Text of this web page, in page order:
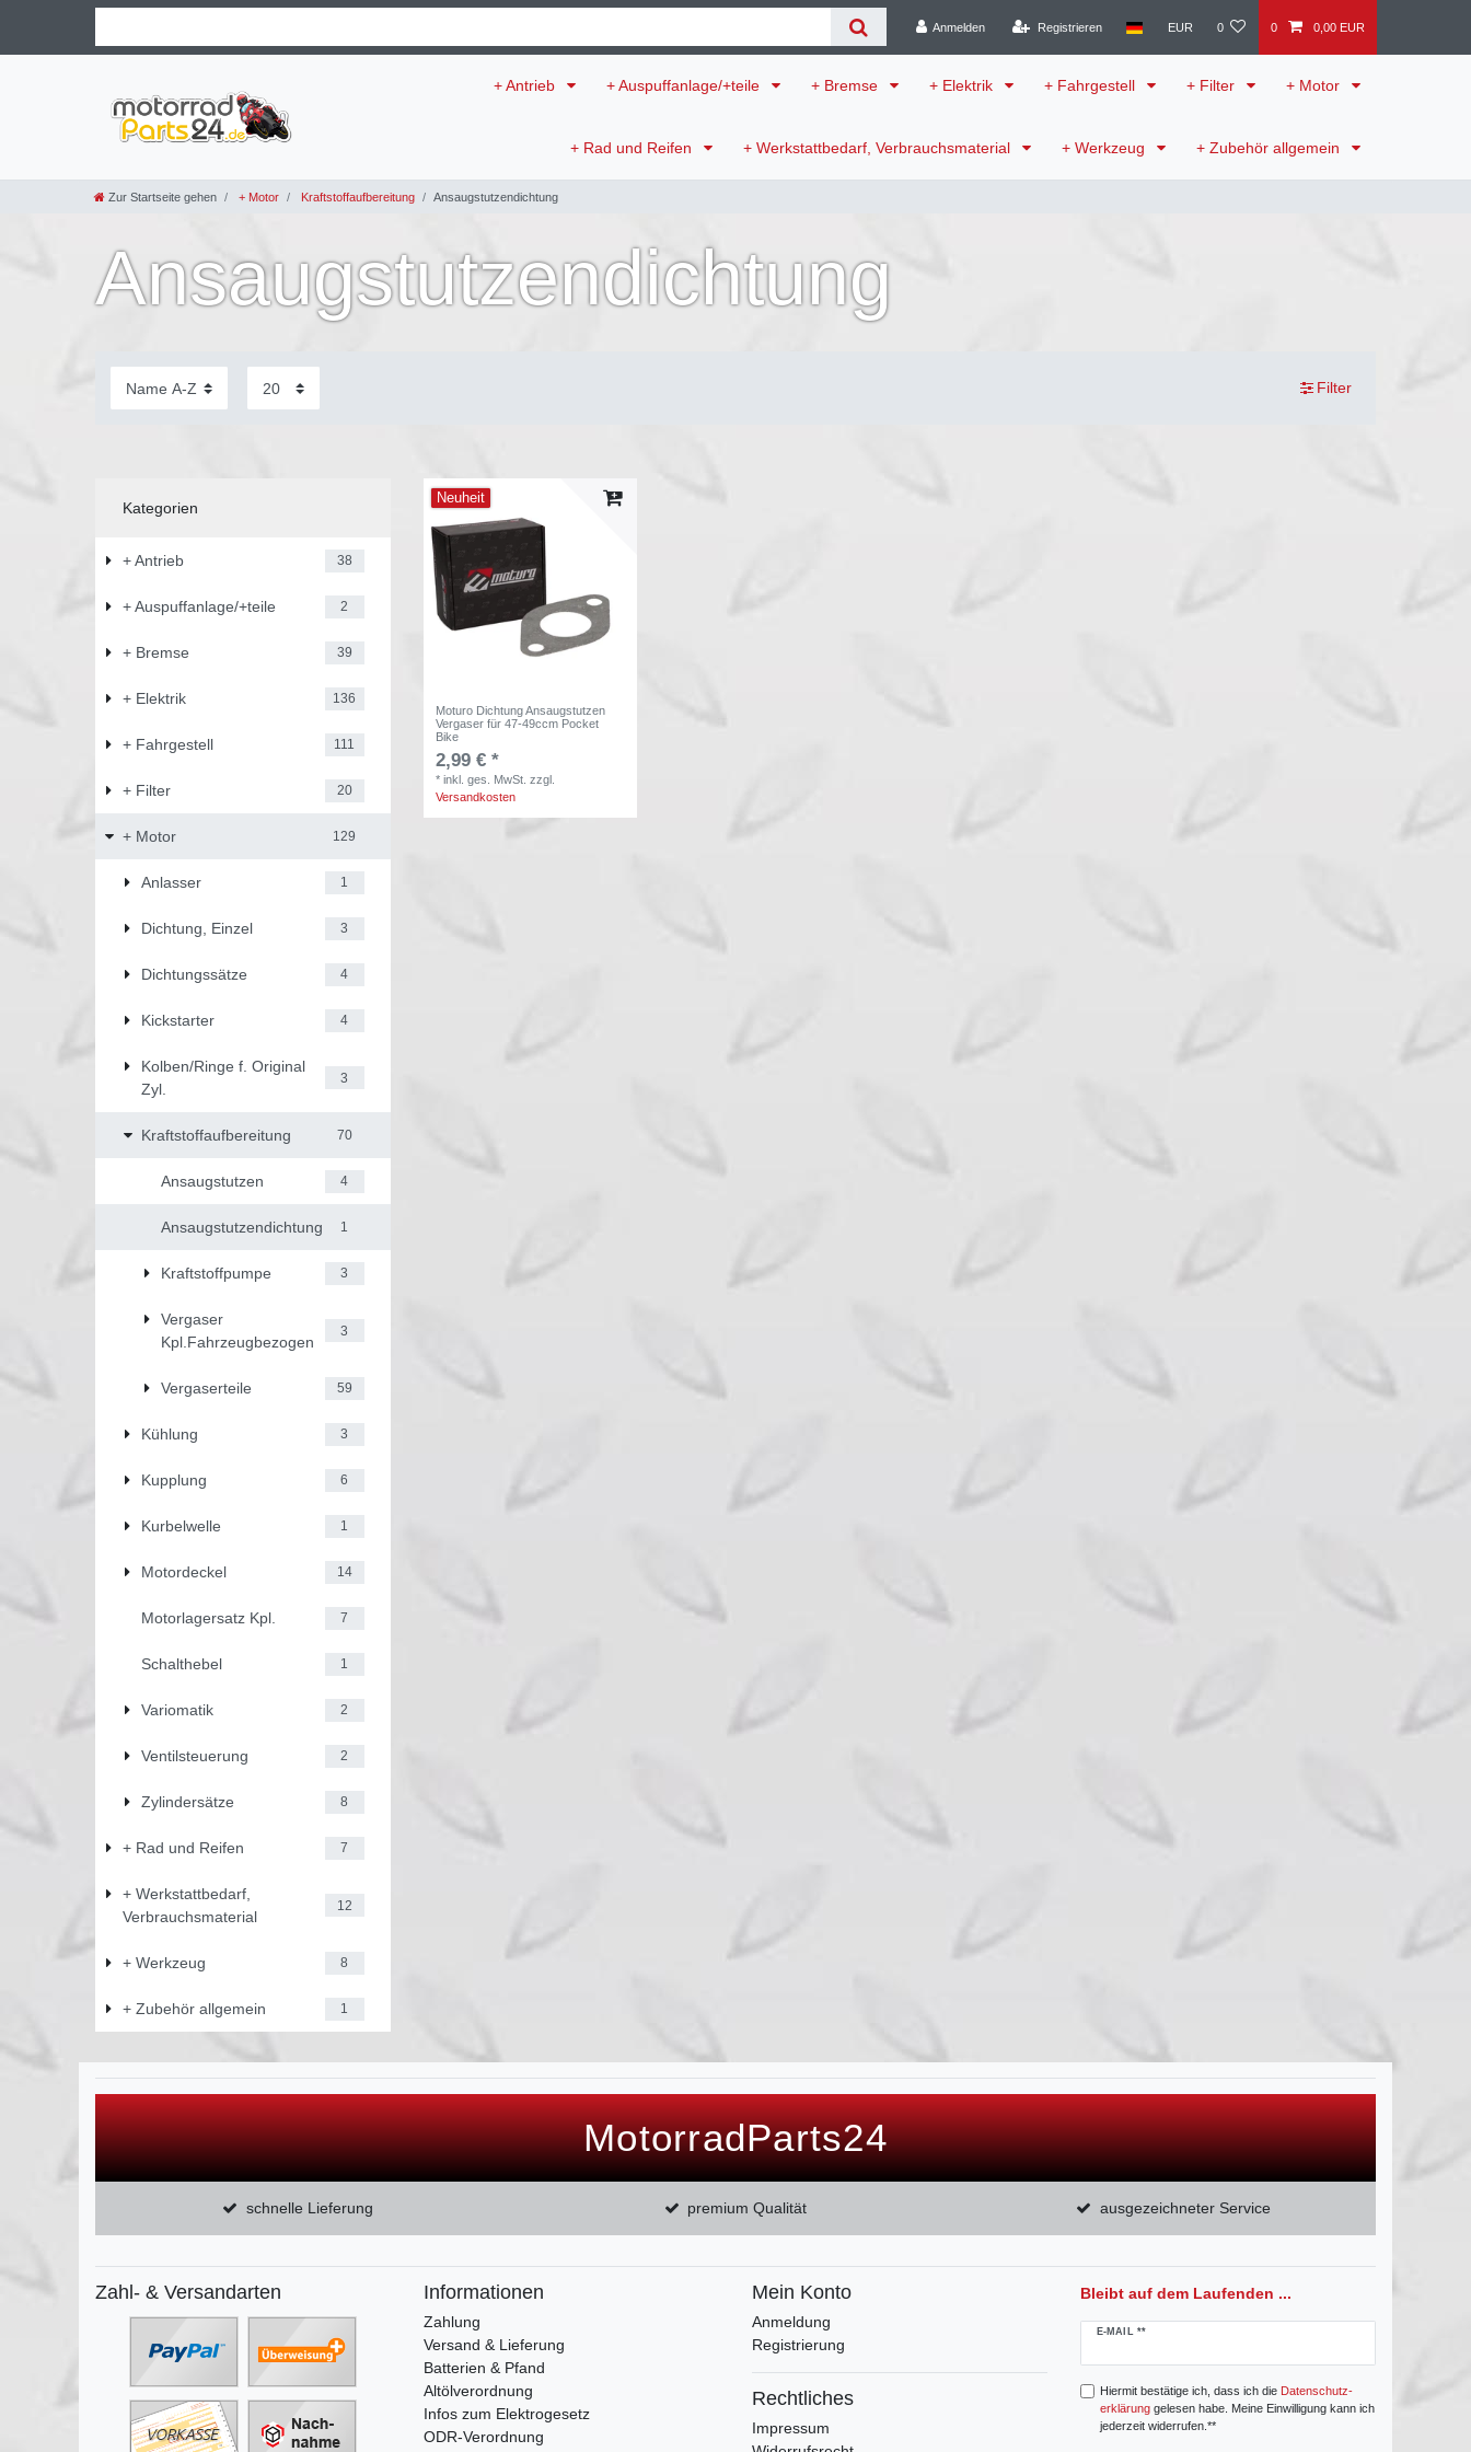
Anmelden Registrieren EUR 0 0 0,00 EUR
+ Antrieb + Auspuffanlage/+teile + Bremse + Elektrik + Fahrgestell + Filter + Motor
+ Rad und Reifen + Werkstattbedarf, Verbrauchsmaterial + Werkzeug + Zubehör allgemein
Zur Startseite gehen + Motor Kraftstoffaufbereitung Ansaugstutzendichtung
Ansaugstutzendichtung
Filter
Kategorien
+ Antrieb 38
+ Auspuffanlage/+teile 2
+ Bremse 39
+ Elektrik 136
+ Fahrgestell 111
+ Filter 20
+ Motor 129
Anlasser 1
Dichtung, Einzel 3
Dichtungssätze 4
Kickstarter 4
Kolben/Ringe f. Original
Zyl.
3
Kraftstoffaufbereitung 70
Ansaugstutzen 4
Ansaugstutzendichtung 1
Kraftstoffpumpe 3
Vergaser
Kpl.Fahrzeugbezogen
3
Vergaserteile 59
Kühlung 3
Kupplung 6
Kurbelwelle 1
Motordeckel 14
Motorlagersatz Kpl. 7
Schalthebel 1
Variomatik 2
Ventilsteuerung 2
Zylindersätze 8
+ Rad und Reifen 7
+ Werkstattbedarf,
Verbrauchsmaterial
12
+ Werkzeug 8
+ Zubehör allgemein 1
Neuheit
Moturo Dichtung Ansaugstutzen
Vergaser für 47-49ccm Pocket
Bike
2,99 € *
*inkl. ges. MwSt. zzgl.
Versandkosten
MotorradParts24
schnelle Lieferung premium Qualität ausgezeichneter Service
Zahl- & Versandarten Informationen
Zahlung
Versand & Lieferung
Batterien & Pfand
Altölverordnung
Infos zum Elektrogesetz
ODR-Verordnung
Mein Konto
Anmeldung
Registrierung
Rechtliches
Impressum
Bleibt auf dem Laufenden ...
E-MAIL **
Newsletter
Hiermit bestätige ich, dass ich die Daten­schutz­
erklärunggelesen habe. Meine Einwilligung kann ich
jederzeit widerrufen.**